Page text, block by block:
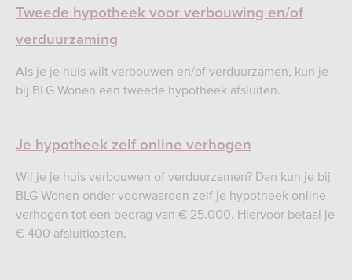
Tweede hypotheek voor verbouwing en/of
verduurzaming
Als je je huis wilt verbouwen en/of verduurzamen, kun je
bij BLG Wonen een tweede hypotheek afsluiten.
Je hypotheek zelf online verhogen
Wil je je huis verbouwen of verduurzamen? Dan kun je bij
BLG Wonen onder voorwaarden zelf je hypotheek online
verhogen tot een bedrag van € 25.000. Hiervoor betaal je
€ 400 afsluitkosten.